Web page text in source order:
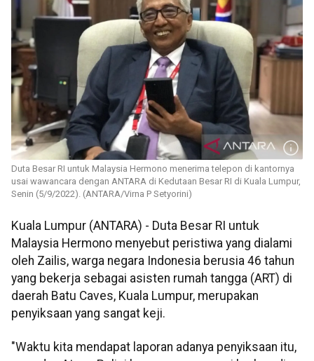
Duta Besar RI untuk Malaysia Hermono menerima telepon di kantornya
usai wawancara dengan ANTARA di Kedutaan Besar RI di Kuala Lumpur,
Senin (5/9/2022). (ANTARA/Virna P Setyorini)
Kuala Lumpur (ANTARA) - Duta Besar RI untuk
Malaysia Hermono menyebut peristiwa yang dialami
oleh Zailis, warga negara Indonesia berusia 46 tahun
yang bekerja sebagai asisten rumah tangga (ART) di
daerah Batu Caves, Kuala Lumpur, merupakan
penyiksaan yang sangat keji.
"Waktu kita mendapat laporan adanya penyiksaan itu,